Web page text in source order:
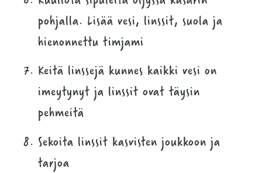
pohjalla. Lisää vesi, linssit, suola ja
hienonnettu timjami
Keitä linssejä kunnes kaikki vesi on
imeytynyt ja linssit ovat täysin
pehmeitä
Sekoita linssit kasvisten joukkoon ja
tarjoa